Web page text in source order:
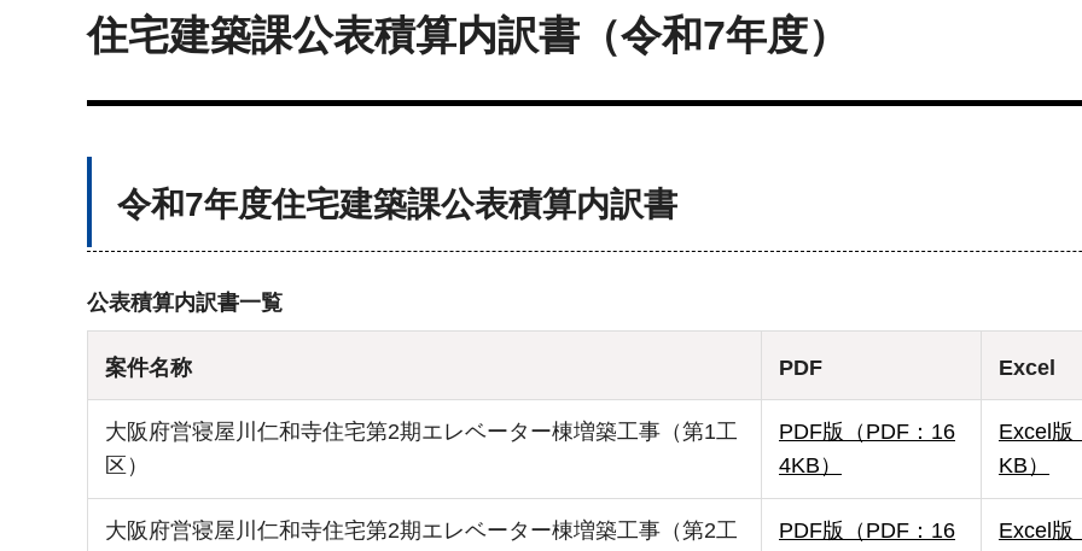
住宅建築課公表積算内訳書（令和7年度）
令和7年度住宅建築課公表積算内訳書
公表積算内訳書一覧
案件名称 PDF Excel
大阪府営寝屋川仁和寺住宅第2期エレベーター棟増築工事（第1工
区）
PDF版（PDF：16
4KB）
Excel版
KB）
大阪府営寝屋川仁和寺住宅第2期エレベーター棟増築工事（第2工
PDF版（PDF：16
Excel版